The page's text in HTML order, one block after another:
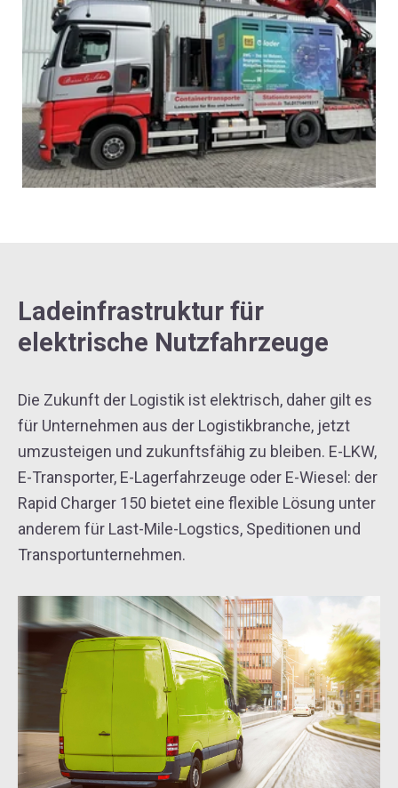
Ladeinfrastruktur für
elektrische Nutzfahrzeuge
Die Zukunft der Logistik ist elektrisch, daher gilt es
für Unternehmen aus der Logistikbranche, jetzt
umzusteigen und zukunftsfähig zu bleiben. E-LKW,
E-Transporter, E-Lagerfahrzeuge oder E-Wiesel: der
Rapid Charger 150 bietet eine flexible Lösung unter
anderem für Last-Mile-Logstics, Speditionen und
Transportunternehmen.